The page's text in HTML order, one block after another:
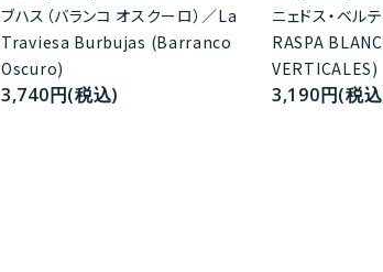
Entre 2 vins
ブハス（バランコ オスクーロ）／La
Traviesa Burbujas (Barranco
Oscuro)
3,740円(税込)
ニェドス・ベル
RASPA
VERTICALES)
3,190円(税